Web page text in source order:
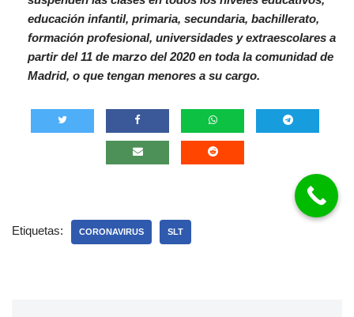
educación infantil, primaria, secundaria, bachillerato,
formación profesional, universidades y extraescolares a
partir del 11 de marzo del 2020 en toda la comunidad de
Madrid, o que tengan menores a su cargo.
Etiquetas: CORONAVIRUS SLT